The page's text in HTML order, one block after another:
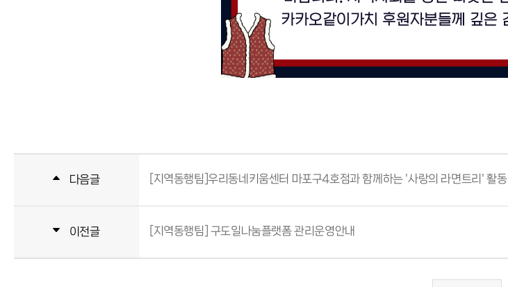
다음글 [지역동행팀]우리동네키움센터 마포구4호점과 함께하는 '사랑의 라면트리' 활동
이전글 [지역동행팀] 구도일나눔플랫폼 관리운영안내